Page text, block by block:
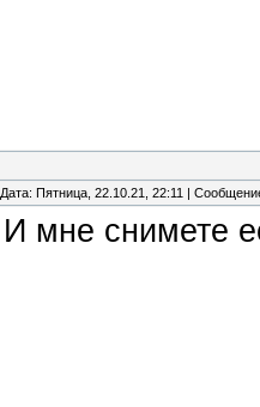
Дата: Пятница, 22.10.21, 22:11 |
И мне снимете